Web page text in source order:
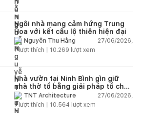
Ngôi nhà mang cảm hứng Trung
Hoa với kết cấu lộ thiên hiện đại
Nguyễn Thu Hằng
27/06/2026,
1lượt thích | 10.269 lượt xem
Nhà vườn tại Ninh Bình gìn giữ
nhà thờ tổ bằng giải pháp tổ chức
lại không gian
TNT Architecture
27/06/2026,
1lượt thích | 10.564 lượt xem